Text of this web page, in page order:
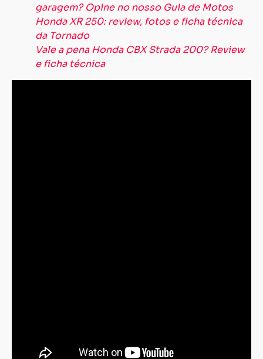
garagem? Opine no nosso Guia de Motos
Honda XR 250: review, fotos e ficha técnica
da Tornado
Vale a pena Honda CBX Strada 200? Review
e ficha técnica